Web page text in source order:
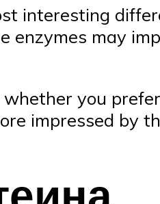
interesting
enzymes may
you
impressed by